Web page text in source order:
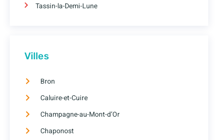
Tassin-la-Demi-Lune
Villes
Bron
Caluire-et-Cuire
Champagne-au-Mont-d’Or
Chaponost